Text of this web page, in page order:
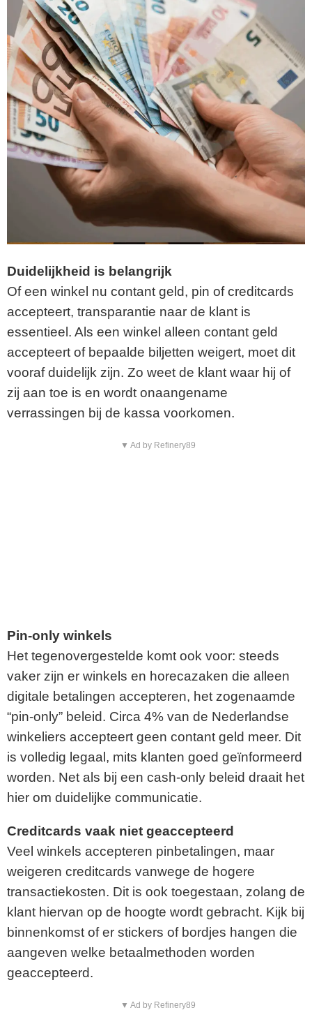
Duidelijkheid is belangrijk
Of een winkel nu contant geld, pin of creditcards
accepteert, transparantie naar de klant is
essentieel. Als een winkel alleen contant geld
accepteert of bepaalde biljetten weigert, moet dit
vooraf duidelijk zijn. Zo weet de klant waar hij of
zij aan toe is en wordt onaangename
verrassingen bij de kassa voorkomen.
▼ Ad by Refinery89
Pin-only winkels
Het tegenovergestelde komt ook voor: steeds
vaker zijn er winkels en horecazaken die alleen
digitale betalingen accepteren, het zogenaamde
“pin-only” beleid. Circa 4% van de Nederlandse
winkeliers accepteert geen contant geld meer. Dit
is volledig legaal, mits klanten goed geïnformeerd
worden. Net als bij een cash-only beleid draait het
hier om duidelijke communicatie.
Creditcards vaak niet geaccepteerd
Veel winkels accepteren pinbetalingen, maar
weigeren creditcards vanwege de hogere
transactiekosten. Dit is ook toegestaan, zolang de
klant hiervan op de hoogte wordt gebracht. Kijk bij
binnenkomst of er stickers of bordjes hangen die
aangeven welke betaalmethoden worden
geaccepteerd.
▼ Ad by Refinery89